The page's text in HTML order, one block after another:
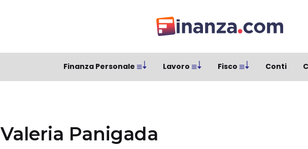
Finanza Personale Lavoro Fisco Conti
Valeria Panigada